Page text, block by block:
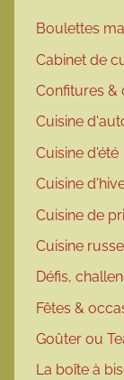
Boulettes
Cabinet de
Confitures &
Cuisine
Cuisine d'été
Cuisine
Cuisine de
Cuisine
Défis,
Fêtes &
Goûter ou
La boîte à